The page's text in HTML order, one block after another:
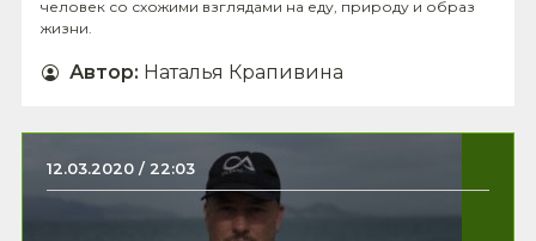
человек со схожими взглядами на еду, природу и образ
жизни.
Автор: Наталья Крапивина
12.03.2020 / 22:03